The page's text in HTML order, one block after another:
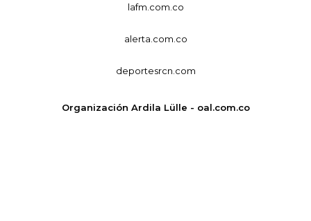
lafm.com.co
alerta.com.co
deportesrcn.com
Organización Ardila Lülle - oal.com.co